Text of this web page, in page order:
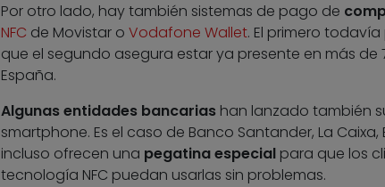
Por otro lado, hay también sistemas de pago de
NFC de Movistar o Vodafone Wallet. El primero
que el segundo asegura estar ya presente en más
España.
Algunas entidades bancariashan lanzado también
smartphone. Es el caso de Banco Santander, La Caixa,
incluso ofrecen una pegatina especialpara que los
tecnología NFC puedan usarlas sin problemas.